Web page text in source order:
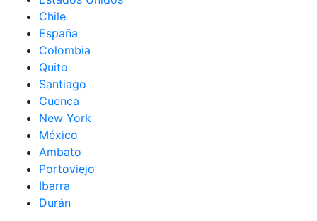
Chile
España
Colombia
Quito
Santiago
Cuenca
New York
México
Ambato
Portoviejo
Ibarra
Durán